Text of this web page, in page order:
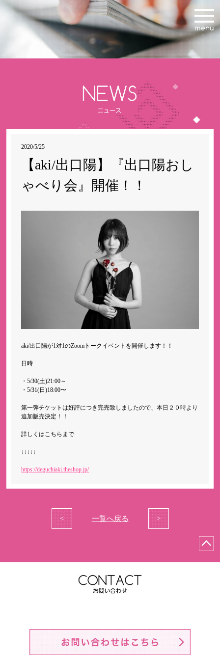
2020/5/25
【aki/出口陽】『出口陽おし
ゃべり会』開催！！
aki/出口陽が1対1のZoomトークイベントを開催します！！
日時
・5/30(土)21:00～
・5/31(日)18:00〜
第一弾チケットは好評につき完売致しましたので、本日２０時より
追加販売決定！！
詳しくはこちらまで
↓↓↓↓↓
https://deguchiaki.theshop.jp/
< 一覧へ戻る >